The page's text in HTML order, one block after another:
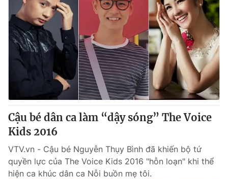
Cậu bé dân ca làm “dậy sóng” The Voice
Kids 2016
VTV.vn - Cậu bé Nguyễn Thụy Bình đã khiến bộ tứ
quyền lực của The Voice Kids 2016 "hỗn loạn" khi thể
hiện ca khúc dân ca Nỗi buồn mẹ tôi.